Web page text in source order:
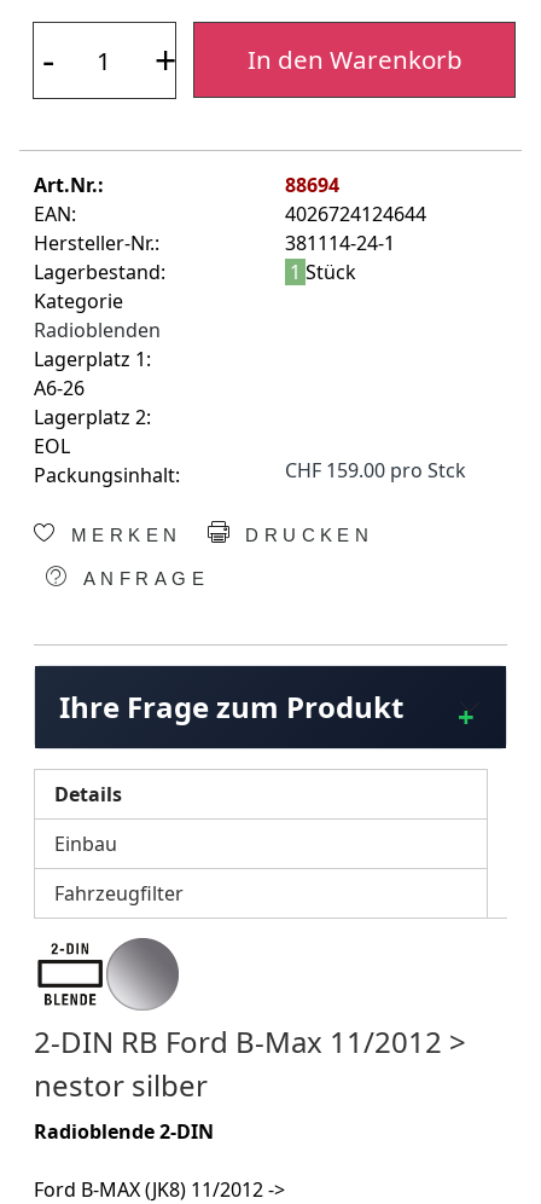
- + In den Warenkorb
Art.Nr.:
88694
EAN:
4026724124644
Hersteller-Nr.:
381114-24-1
Lagerbestand:
1 Stück
Kategorie
Radioblenden
Lagerplatz 1:
A6-26
Lagerplatz 2:
EOL
Packungsinhalt:
CHF 159.00 pro Stck
MERKEN DRUCKEN
ANFRAGE
Ihre Frage zum Produkt
Details
Einbau
Fahrzeugfilter
2-DIN RB Ford B-Max 11/2012 >
nestor silber
Radioblende 2-DIN
Ford B-MAX (JK8) 11/2012 ->